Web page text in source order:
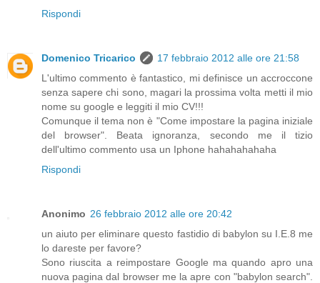
Rispondi
Domenico Tricarico
17 febbraio 2012 alle ore 21:58
L'ultimo commento è fantastico, mi definisce un accroccone
senza sapere chi sono, magari la prossima volta metti il mio
nome su google e leggiti il mio CV!!!
Comunque il tema non è "Come impostare la pagina iniziale
del browser". Beata ignoranza, secondo me il tizio
dell'ultimo commento usa un Iphone hahahahahaha
Rispondi
Anonimo 26 febbraio 2012 alle ore 20:42
un aiuto per eliminare questo fastidio di babylon su I.E.8 me
lo dareste per favore?
Sono riuscita a reimpostare Google ma quando apro una
nuova pagina dal browser me la apre con "babylon search".